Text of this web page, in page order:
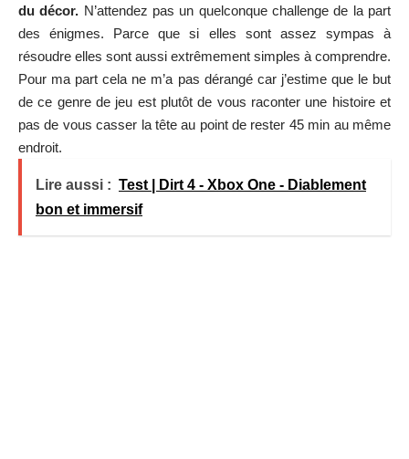
du décor. N’attendez pas un quelconque challenge de la part
des énigmes. Parce que si elles sont assez sympas à
résoudre elles sont aussi extrêmement simples à comprendre.
Pour ma part cela ne m’a pas dérangé car j’estime que le but
de ce genre de jeu est plutôt de vous raconter une histoire et
pas de vous casser la tête au point de rester 45 min au même
endroit.
Lire aussi : Test | Dirt 4 - Xbox One - Diablement
bon et immersif